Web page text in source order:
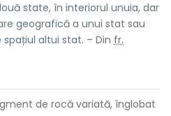
state, în interiorul unuia, dar
geografică a unui stat sau
altui stat. – Din fr.
de rocă variată, înglobat